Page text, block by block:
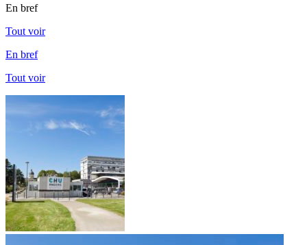
En bref
Tout voir
En bref
Tout voir